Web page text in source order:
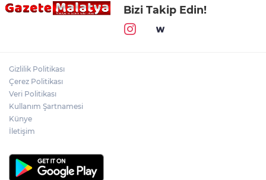
Bizi Takip Edin!
Gizlilik Politikası
Çerez Politikası
Veri Politikası
Kullanım Şartnamesi
Künye
İletişim